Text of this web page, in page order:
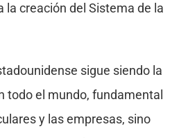
la creación del Sistema de la
sigue siendo la
todo el mundo, fundamental
y las empresas, sino